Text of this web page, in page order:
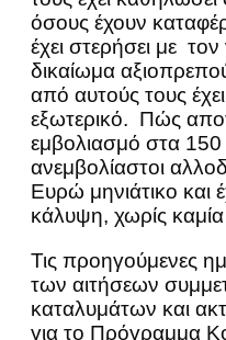
όσους έχουν
έχει στερήσει με
δικαίωμα
από αυτούς τους
εξωτερικό. Πώς
εμβολιασμό στα
ανεμβολίαστοι
Ευρώ μηνιάτικο και
κάλυψη, χωρίς καμία
Τις προηγούμενες
των αιτήσεων
καταλυμάτων και
για το Πρόγραμμα